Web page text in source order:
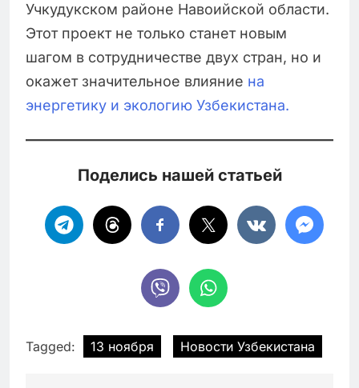
Учкудукском районе Навоийской области.
Этот проект не только станет новым
шагом в сотрудничестве двух стран, но и
окажет значительное влияние на
энергетику и экологию Узбекистана.
Поделись нашей статьей
Tagged: 13 ноября Новости Узбекистана